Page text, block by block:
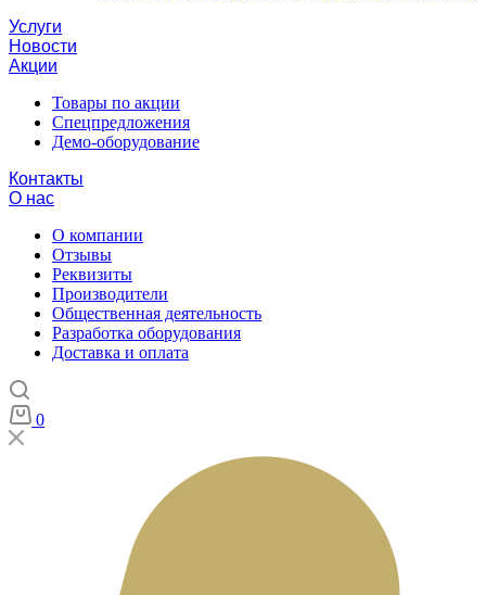
Услуги
Новости
Акции
Товары по акции
Спецпредложения
Демо-оборудование
Контакты
О нас
О компании
Отзывы
Реквизиты
Производители
Общественная деятельность
Разработка оборудования
Доставка и оплата
0